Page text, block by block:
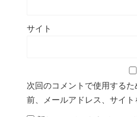
サイト
次回のコメントで使用する
前、メールアドレス、サイト